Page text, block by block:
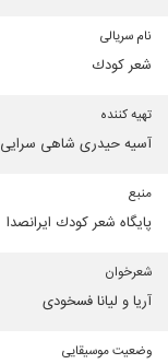
نام سریالی
شعر كودك
تهیه کننده
آسیه حیدری شاهی سرایی
منبع
پایگاه شعر كودك ایرانصدا
شعرخوان
آریا و لیانا فسخودی
وضعیت موسیقایی